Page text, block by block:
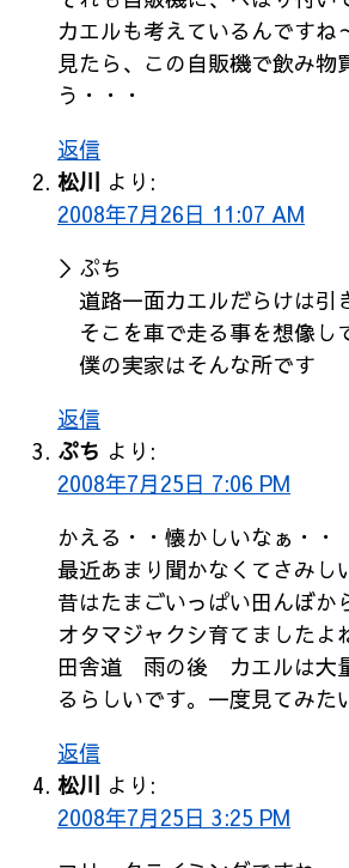
カエルも考えているんです
見たら、この自販機で飲み物
う・・・
返信
松川 より:
2008年7月26日 11:07 AM
＞ぷち
道路一面カエルだらけは引
そこを車で走る事を想像し
僕の実家はそんな所です
返信
ぷち より:
2008年7月25日 7:06 PM
かえる・・懐かしいなぁ・・
最近あまり聞かなくてさみし
昔はたまごいっぱい田んぼか
オタマジャクシ育てましたよ
田舎道 雨の後 カエルは大
るらしいです。一度見てみた
返信
松川 より:
2008年7月25日 3:25 PM